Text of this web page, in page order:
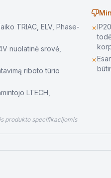
TRIAC, ELV, Phase-
nuolatinė srovė,
riboto tūrio
LTECH,
✗
✗
produkto specifikacijomis